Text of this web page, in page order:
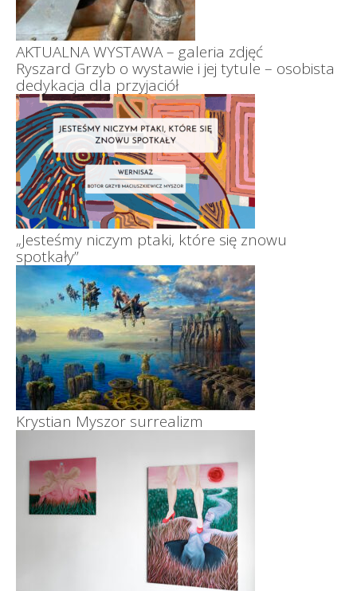
AKTUALNA WYSTAWA – galeria zdjęć
Ryszard Grzyb o wystawie i jej tytule – osobista
dedykacja dla przyjaciół
„Jesteśmy niczym ptaki, które się znowu
spotkały”
Krystian Myszor surrealizm